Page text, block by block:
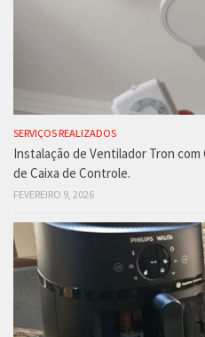
SERVIÇOS REALIZADOS
Instalação de Ventilador Tron
de Caixa de Controle.
FEVEREIRO 9, 2026